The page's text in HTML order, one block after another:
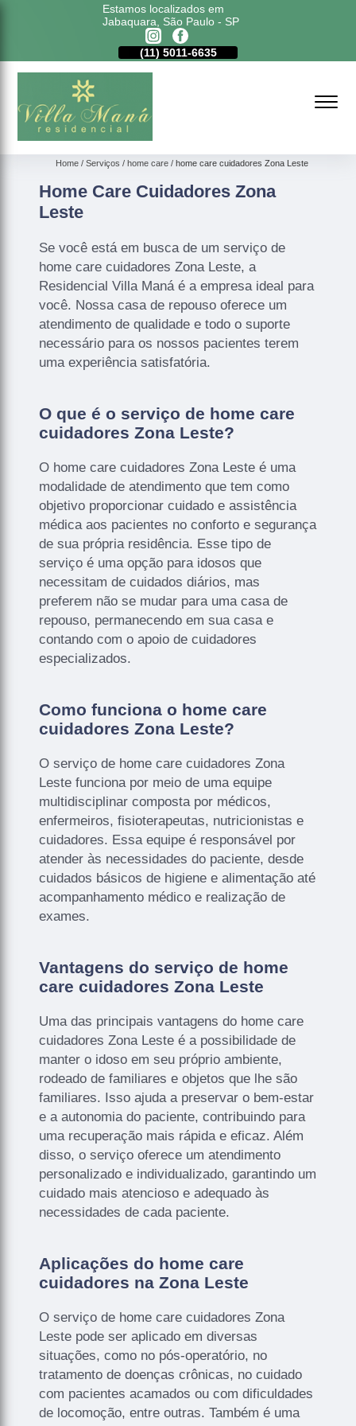
Estamos localizados em
Jabaquara, São Paulo - SP
(11) 5011-6635
Home Serviços home care home care cuidadores Zona Leste
Home Care Cuidadores Zona
Leste
Se você está em busca de um serviço de
home care cuidadores Zona Leste, a
Residencial Villa Maná é a empresa ideal para
você. Nossa casa de repouso oferece um
atendimento de qualidade e todo o suporte
necessário para os nossos pacientes terem
uma experiência satisfatória.
O que é o serviço de home care
cuidadores Zona Leste?
O home care cuidadores Zona Leste é uma
modalidade de atendimento que tem como
objetivo proporcionar cuidado e assistência
médica aos pacientes no conforto e segurança
de sua própria residência. Esse tipo de
serviço é uma opção para idosos que
necessitam de cuidados diários, mas
preferem não se mudar para uma casa de
repouso, permanecendo em sua casa e
contando com o apoio de cuidadores
especializados.
Como funciona o home care
cuidadores Zona Leste?
O serviço de home care cuidadores Zona
Leste funciona por meio de uma equipe
multidisciplinar composta por médicos,
enfermeiros, fisioterapeutas, nutricionistas e
cuidadores. Essa equipe é responsável por
atender às necessidades do paciente, desde
cuidados básicos de higiene e alimentação até
acompanhamento médico e realização de
exames.
Vantagens do serviço de home
care cuidadores Zona Leste
Uma das principais vantagens do home care
cuidadores Zona Leste é a possibilidade de
manter o idoso em seu próprio ambiente,
rodeado de familiares e objetos que lhe são
familiares. Isso ajuda a preservar o bem-estar
e a autonomia do paciente, contribuindo para
uma recuperação mais rápida e eficaz. Além
disso, o serviço oferece um atendimento
personalizado e individualizado, garantindo um
cuidado mais atencioso e adequado às
necessidades de cada paciente.
Aplicações do home care
cuidadores na Zona Leste
O serviço de home care cuidadores Zona
Leste pode ser aplicado em diversas
situações, como no pós-operatório, no
tratamento de doenças crônicas, no cuidado
com pacientes acamados ou com dificuldades
de locomoção, entre outras. Também é uma